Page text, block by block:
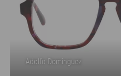
Adolfo Dominguez